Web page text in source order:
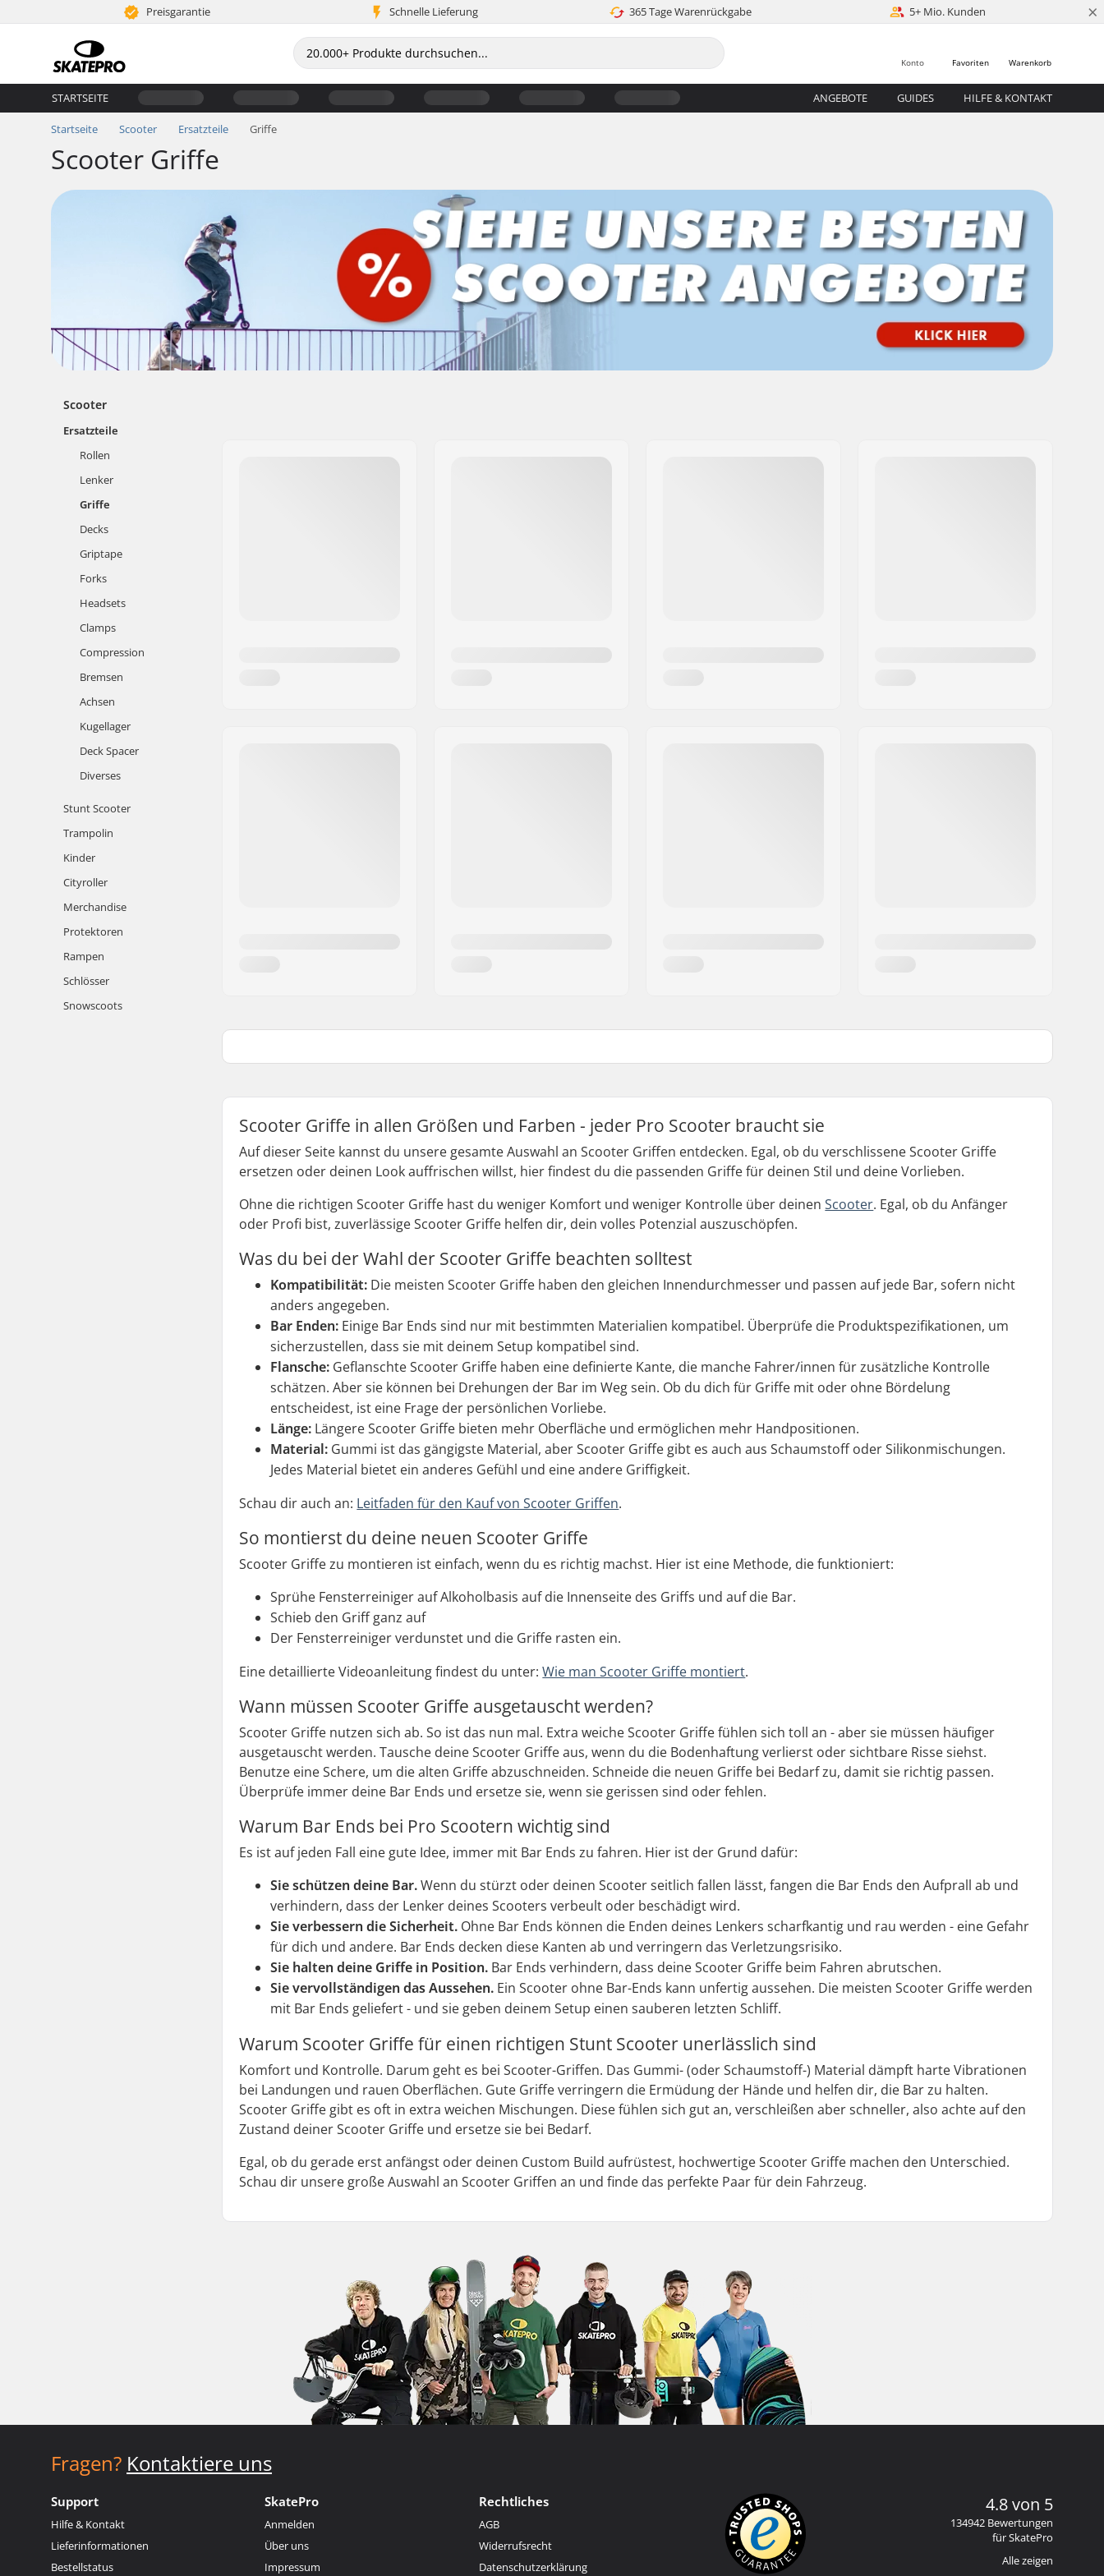
Preisgarantie Schnelle Lieferung 365 Tage Warenrückgabe 5+ Mio. Kunden ×
Warenkorb
Favoriten
Konto
STARTSEITE ANGEBOTE GUIDES HILFE & KONTAKT
Startseite Scooter Ersatzteile Griffe
Scooter Griffe
Scooter
Ersatzteile
Rollen
Lenker
Griffe
Decks
Griptape
Forks
Headsets
Clamps
Compression
Bremsen
Achsen
Kugellager
Deck Spacer
Diverses
Stunt Scooter
Trampolin
Kinder
Cityroller
Merchandise
Protektoren
Rampen
Schlösser
Snowscoots
Scooter Griffe in allen Größen und Farben - jeder Pro Scooter braucht sie
Auf dieser Seite kannst du unsere gesamte Auswahl an Scooter Griffen entdecken. Egal, ob du verschlissene Scooter Griffe
ersetzen oder deinen Look auffrischen willst, hier findest du die passenden Griffe für deinen Stil und deine Vorlieben.
Ohne die richtigen Scooter Griffe hast du weniger Komfort und weniger Kontrolle über deinenScooter. Egal, ob du Anfänger
oder Profi bist, zuverlässige Scooter Griffe helfen dir, dein volles Potenzial auszuschöpfen.
Was du bei der Wahl der Scooter Griffe beachten solltest
Kompatibilität: Die meisten Scooter Griffe haben den gleichen Innendurchmesser und passen auf jede Bar, sofern nicht
anders angegeben.
Bar Enden: Einige Bar Ends sind nur mit bestimmten Materialien kompatibel. Überprüfe die Produktspezifikationen, um
sicherzustellen, dass sie mit deinem Setup kompatibel sind.
Flansche: Geflanschte Scooter Griffe haben eine definierte Kante, die manche Fahrer/innen für zusätzliche Kontrolle
schätzen. Aber sie können bei Drehungen der Bar im Weg sein. Ob du dich für Griffe mit oder ohne Bördelung
entscheidest, ist eine Frage der persönlichen Vorliebe.
Länge: Längere Scooter Griffe bieten mehr Oberfläche und ermöglichen mehr Handpositionen.
Material: Gummi ist das gängigste Material, aber Scooter Griffe gibt es auch aus Schaumstoff oder Silikonmischungen.
Jedes Material bietet ein anderes Gefühl und eine andere Griffigkeit.
Schau dir auch an: Leitfaden für den Kauf von Scooter Griffen.
So montierst du deine neuen Scooter Griffe
Scooter Griffe zu montieren ist einfach, wenn du es richtig machst. Hier ist eine Methode, die funktioniert:
Sprühe Fensterreiniger auf Alkoholbasis auf die Innenseite des Griffs und auf die Bar.
Schieb den Griff ganz auf
Der Fensterreiniger verdunstet und die Griffe rasten ein.
Eine detaillierte Videoanleitung findest du unter:Wie man Scooter Griffe montiert.
Wann müssen Scooter Griffe ausgetauscht werden?
Scooter Griffe nutzen sich ab. So ist das nun mal. Extra weiche Scooter Griffe fühlen sich toll an - aber sie müssen häufiger
ausgetauscht werden. Tausche deine Scooter Griffe aus, wenn du die Bodenhaftung verlierst oder sichtbare Risse siehst.
Benutze eine Schere, um die alten Griffe abzuschneiden. Schneide die neuen Griffe bei Bedarf zu, damit sie richtig passen.
Überprüfe immer deine Bar Ends und ersetze sie, wenn sie gerissen sind oder fehlen.
Warum Bar Ends bei Pro Scootern wichtig sind
Es ist auf jeden Fall eine gute Idee, immer mit Bar Ends zu fahren. Hier ist der Grund dafür:
Sie schützen deine Bar.Wenn du stürzt oder deinen Scooter seitlich fallen lässt, fangen die Bar Ends den Aufprall ab und
verhindern, dass der Lenker deines Scooters verbeult oder beschädigt wird.
Sie verbessern die Sicherheit. Ohne Bar Ends können die Enden deines Lenkers scharfkantig und rau werden - eine Gefahr
für dich und andere. Bar Ends decken diese Kanten ab und verringern das Verletzungsrisiko.
Sie halten deine Griffe in Position. Bar Ends verhindern, dass deine Scooter Griffe beim Fahren abrutschen.
Sie vervollständigen das Aussehen. Ein Scooter ohne Bar-Ends kann unfertig aussehen. Die meisten Scooter Griffe werden
mit Bar Ends geliefert - und sie geben deinem Setup einen sauberen letzten Schliff.
Warum Scooter Griffe für einen richtigen Stunt Scooter unerlässlich sind
Komfort und Kontrolle. Darum geht es bei Scooter-Griffen. Das Gummi- (oder Schaumstoff-) Material dämpft harte Vibrationen
bei Landungen und rauen Oberflächen. Gute Griffe verringern die Ermüdung der Hände und helfen dir, die Bar zu halten.
Scooter Griffe gibt es oft in extra weichen Mischungen. Diese fühlen sich gut an, verschleißen aber schneller, also achte auf den
Zustand deiner Scooter Griffe und ersetze sie bei Bedarf.
Egal, ob du gerade erst anfängst oder deinen Custom Build aufrüstest, hochwertige Scooter Griffe machen den Unterschied.
Schau dir unsere große Auswahl an Scooter Griffen an und finde das perfekte Paar für dein Fahrzeug.
Fragen? Kontaktiere uns
Support
Hilfe & Kontakt
Lieferinformationen
Bestellstatus
SkatePro
Anmelden
Über uns
Impressum
Rechtliches
AGB
Widerrufsrecht
Datenschutzerklärung
4.8 von 5
134942 Bewertungen
für SkatePro
Alle zeigen